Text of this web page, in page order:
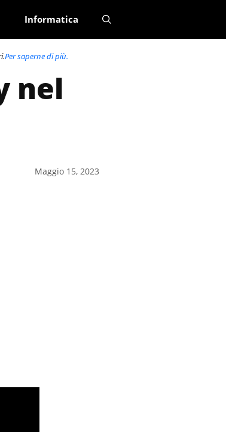
Informatica
Per saperne di più.
nel
Maggio 15, 2023